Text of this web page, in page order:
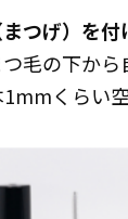
つげ）を付
毛の下か
くらい